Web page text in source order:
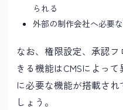
られる
外部の制作会社へ必要
なお、権限設定、承認
きる機能はCMSによっ
に必要な機能が搭載さ
しょう。